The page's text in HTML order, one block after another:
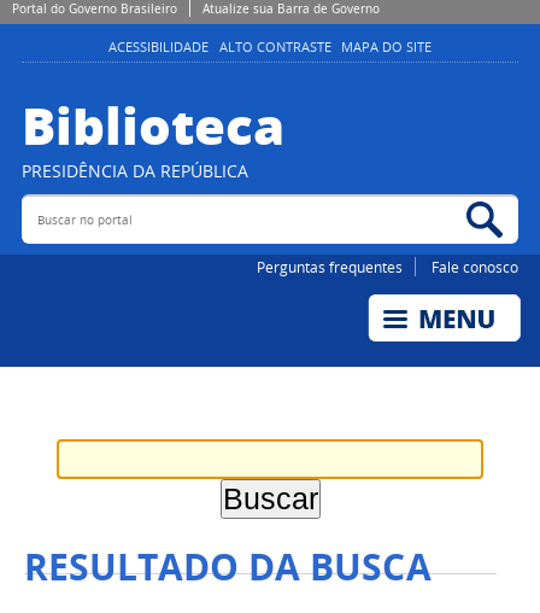
Portal do Governo Brasileiro Atualize sua Barra de Governo
ACESSIBILIDADE ALTO CONTRASTE MAPA DO SITE
Biblioteca
PRESIDÊNCIA DA REPÚBLICA
Buscar no portal
Perguntas frequentes Fale conosco
RESULTADO DA BUSCA